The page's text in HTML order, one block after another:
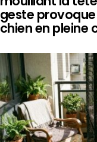
geste
chien en pleine